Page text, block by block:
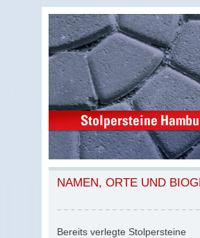
NAMEN, ORTE UND
Bereits verlegte Stolpersteine